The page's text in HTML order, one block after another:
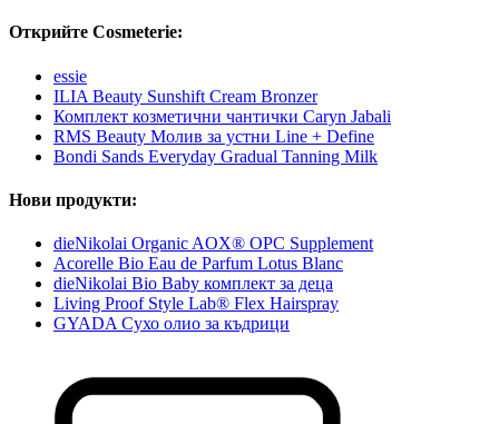
Открийте Cosmeterie:
essie
ILIA Beauty Sunshift Cream Bronzer
Комплект козметични чантички Caryn Jabali
RMS Beauty Молив за устни Line + Define
Bondi Sands Everyday Gradual Tanning Milk
Нови продукти:
dieNikolai Organic AOX® OPC Supplement
Acorelle Bio Eau de Parfum Lotus Blanc
dieNikolai Bio Baby комплект за деца
Living Proof Style Lab® Flex Hairspray
GYADA Сухо олио за къдрици